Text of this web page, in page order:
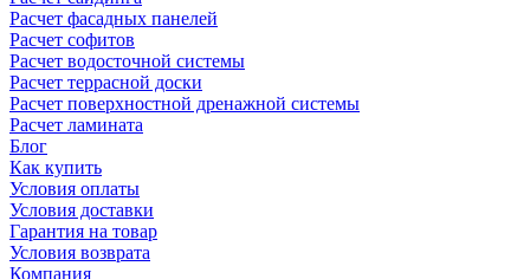
Расчет фасадных панелей
Расчет софитов
Расчет водосточной системы
Расчет террасной доски
Расчет поверхностной дренажной системы
Расчет ламината
Блог
Как купить
Условия оплаты
Условия доставки
Гарантия на товар
Условия возврата
Компания